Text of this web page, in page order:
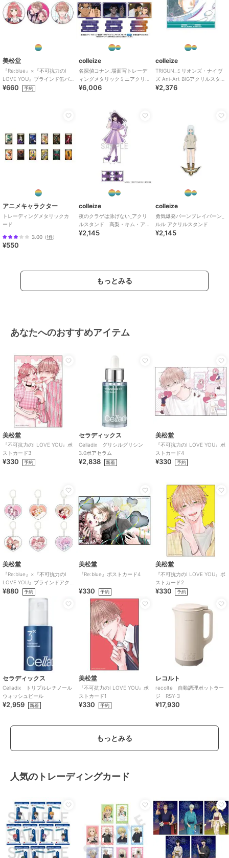
colleize
メAni-Art Tシャツ キミ
ドリメンズ
¥ 5,691
グラ NEW LINK_スリム
タペストリー vol.3 両備
B
¥3,575
_ROBOT魂＜SIDE MS＞
RX-178 ガンダムMk-
II（エゥーゴ仕様）
12,155
ス 【BOX/6個入り】
3,168
私を喰べたい、ひとでな
し_社 美胡 BIGアクリル
2,376
ブルーロック_A4シング
ルクリアファイル 潔
世一・糸師 凛／アクロ
美松堂
『Re:blue』×『不可抗力のI
LOVE YOU』ブラインド缶バ
ッジ（全6種）
¥660 予約
colleize
名探偵コナン_場面写トレーデ
ィングメタリックミニアクリ
ルスタンド 京極&園子
¥6,006
colleize
TRIGUN_ミリオンズ・ナイヴ
ズ Ani-Art BIGアクリルスタン
ド
¥2,376
アニメキャラクター
トレーディングメタリックカ
ード
3.00 （1件）
¥550
colleize
夜のクラゲは泳げない_アクリ
ルスタンド 高梨・キム・ア
ヌーク・めい アリスモチー
¥2,145
colleize
勇気爆発バーンブレイバーン_
ルル アクリルスタンド
¥2,145
もっとみる
あなたへのおすすめアイテム
美松堂
『不可抗力のI LOVE YOU』ポ
ストカード3
¥330 予約
セラディックス
Celladix グリシルグリシン
3.0ポアセラム
¥2,838 新着
美松堂
『不可抗力のI LOVE YOU』ポ
ストカード4
¥330 予約
美松堂
『Re:blue』×『不可抗力のI
LOVE YOU』ブラインドアク
リルキーホルダー（全6種）
¥880 予約
美松堂
『Re:blue』ポストカード4
¥330 予約
美松堂
『不可抗力のI LOVE YOU』ポ
ストカード2
¥330 予約
セラディックス
Celladix トリプルレチノール
ウォッシュピール
¥2,959 新着
美松堂
『不可抗力のI LOVE YOU』ポ
ストカード1
¥330 予約
レコルト
recolte 自動調理ポットラー
ジ RSY-3
¥17,930
もっとみる
人気のトレーディングカード